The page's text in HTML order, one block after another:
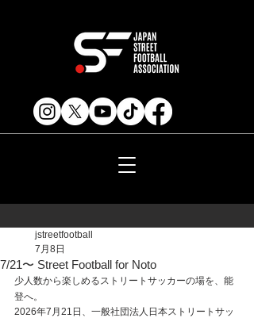
7/21〜 Street Football for Noto
jstreetfootball
7月8日
少人数から楽しめるストリートサッカーの場を、能
登へ。
2026年7月21日、一般社団法人日本ストリートサッ